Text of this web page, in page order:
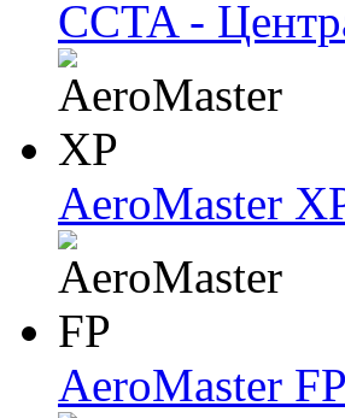
CCTA -
AeroMaster
AeroMaster FP